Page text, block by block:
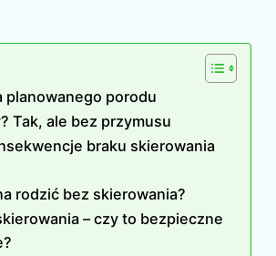
planowanego porodu
Tak, ale bez przymusu
braku skierowania
rodzić bez skierowania?
– czy to bezpieczne